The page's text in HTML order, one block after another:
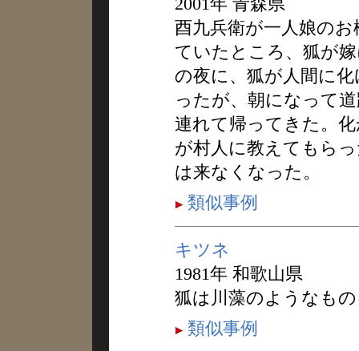
酉九兵衛が一人娘の
ていたところ、狐が
の夜に、狐が人間に
ったが、朝になって
連れて帰ってきた。
が村人に教えてもら
は来なくなった。
類似事例
キツネ
1981年 和歌山県
狐は川藻のようなも
類似事例